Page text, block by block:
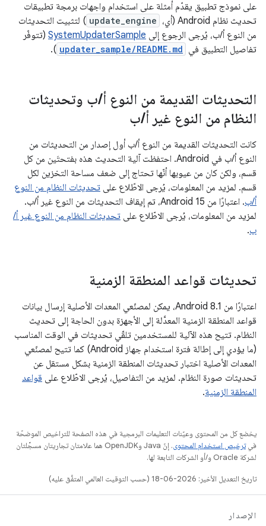
على نموذج تطبيق يقدّم أمثلة على استخدام واجهات برمجة تطبيقات
تحديث نظام Android (أي،
update_engine ) لتثبيت التحديثات
من النوع أ/ب، يُرجى الرجوع إلى SystemUpdaterSample (تتوفّر
تفاصيل التطبيق في updater_sample/README.md
).
التحديثات القديمة من النوع أ/ب وتحديثات
النظام من النوع غير أ/ب
كانت التحديثات القديمة من النوع أ/ب أول إصدار من التحديثات من
النوع أ/ب في Android. احتفظت آلية التحديث هذه بفتحتَين من كل
قسم، ولكن كان من عيوبها أنّها تحتاج إلى ضعف مساحة التخزين لكل
قسم. لمزيد من المعلومات، يُرجى الاطّلاع على تحديثات النظام من النوع
أ/ب
. اعتبارًا من Android 15، تم إيقاف التحديثات من النوع غير أ/ب.
لمزيد من المعلومات، يُرجى الاطّلاع على تحديثات النظام من النوع غير أ/
ب.
تحديثات قواعد المنطقة الزمنية
اعتبارًا من Android 8.1، يمكن لمصنّعي المعدات الأصلية إرسال بيانات
قواعد المنطقة الزمنية المعدَّلة إلى الأجهزة بدون الحاجة إلى تحديث
النظام. تتيح هذه الآلية للمستخدمين تلقّي تحديثات في الوقت المناسب
(ما يؤدي إلى إطالة فترة استخدام جهاز Android) كما تتيح لمصنّعي
المعدات الأصلية اختبار تحديثات المنطقة الزمنية بشكل مستقل عن
تحديثات صورة النظام. لمزيد من التفاصيل، يُرجى الاطّلاع على قواعد
المنطقة الزمنية.
يخضع كل من المحتوى وعيّنات التعليمات البرمجية في هذه الصفحة للتراخيص الموضحّة
فيترخيص استخدام المحتوى
. إنّ Java وOpenJDK هما علامتان تجاريتان مسجَّلتان
لشركة Oracle و/أو الشركات التابعة لها.
تاريخ التعديل الأخير: 2026-06-18 (حسب التوقيت العالمي المتفَّق عليه)
الإصدار